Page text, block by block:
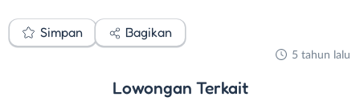
Simpan Bagikan
5 tahun lalu
Lowongan Terkait